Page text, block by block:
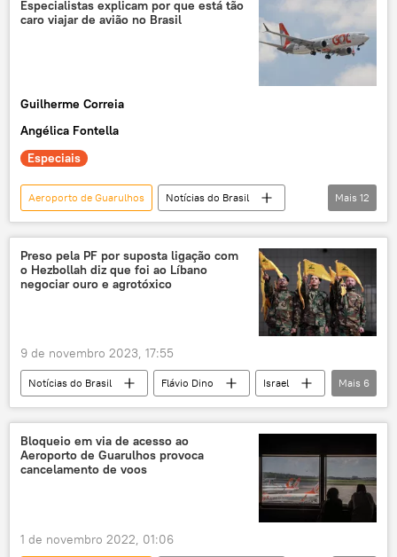
Forças Armadas
Polícia Federal
Ministério da Justiça e Segurança Pública
José Mucio Monteiro
Força Nacional
Especialistas explicam por que está tão
caro viajar de avião no Brasil
Guilherme Correia
Angélica Fontella
Especiais
Aeroporto de Guarulhos
Notícias do Brasil
Brasil
Agência Nacional de Aviação Civil (ANAC)
aeroporto internacional Tom Jobim
Galeão
aviação
aviação comercial
aviação civil
exclusiva
Mais 12
Preso pela PF por suposta ligação com
o Hezbollah diz que foi ao Líbano
negociar ouro e agrotóxico
9 de novembro 2023, 17:55
Notícias do Brasil Flávio Dino
Israel
Líbano
São Paulo
Hezbollah
Polícia Federal
antiterrorismo
governo Lula
Mais 6
Bloqueio em via de acesso ao
Aeroporto de Guarulhos provoca
cancelamento de voos
1 de novembro 2022, 01:06